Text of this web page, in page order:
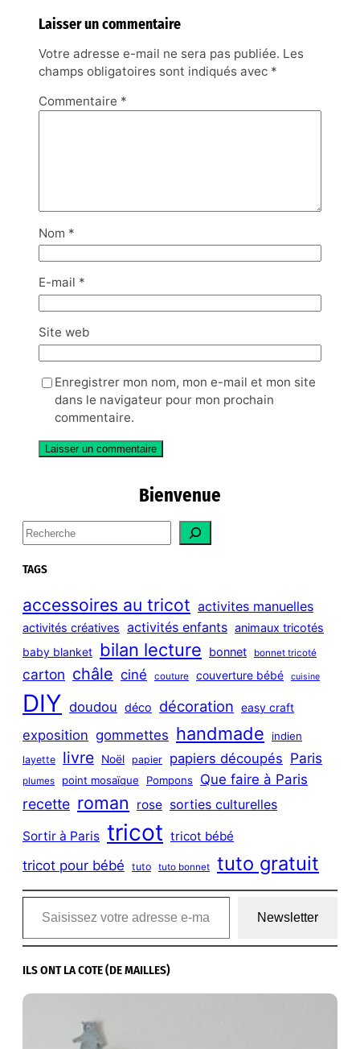
Laisser un commentaire
Votre adresse e-mail ne sera pas publiée. Les
champs obligatoires sont indiqués avec *
Commentaire *
Nom *
E-mail *
Site web
Enregistrer mon nom, mon e-mail et mon site
dans le navigateur pour mon prochain
commentaire.
Bienvenue
S
e
a
c
h
TAGS
accessoires au tricot activites manuelles
activités créatives activités enfants animaux tricotés
baby blanket bilan lecture bonnet bonnet tricoté
carton châle ciné couture couverture bébé cuisine
DIY doudou déco décoration easy craft
exposition gommettes handmade indien
layette livre Noël papier papiers découpés Paris
plumes point mosaïque Pompons Que faire à Paris
recette roman rose sorties culturelles
Sortir à Paris tricot tricot bébé
tricot pour bébé tuto tuto bonnet tuto gratuit
Saisissez votre adresse e-mail…
Newsletter
ILS ONT LA COTE (DE MAILLES)